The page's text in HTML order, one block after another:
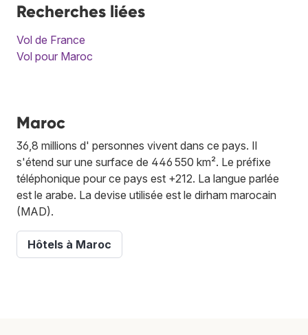
Recherches liées
Vol de France
Vol pour Maroc
Maroc
36,8 millions d' personnes vivent dans ce pays. Il
s'étend sur une surface de 446 550 km². Le préfixe
téléphonique pour ce pays est +212. La langue parlée
est le arabe. La devise utilisée est le dirham marocain
(MAD).
Hôtels à Maroc